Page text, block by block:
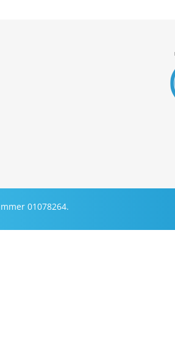
01078264.